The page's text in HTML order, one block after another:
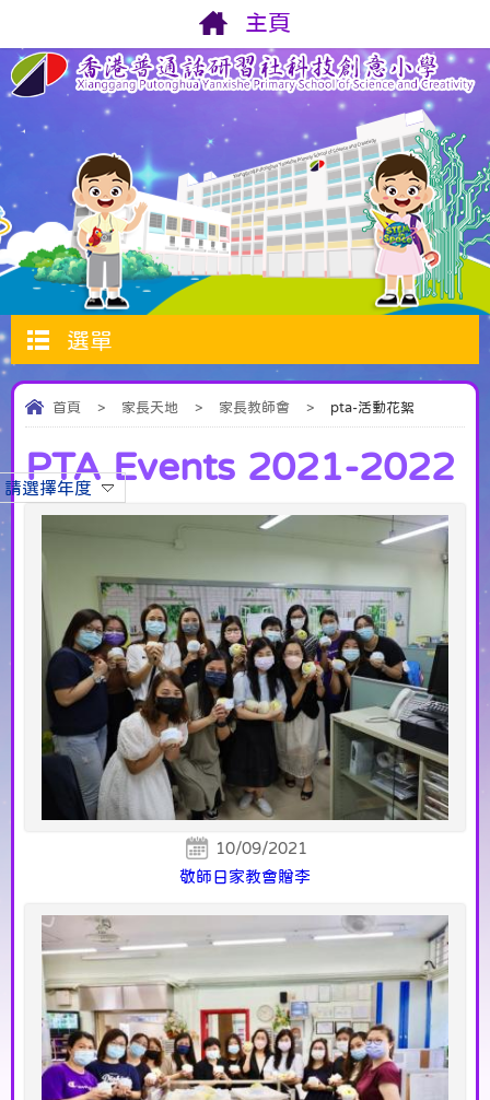
主頁
選單
首頁 > 家長天地 > 家長教師會 > pta-活動花絮
PTA Events 2021-2022
請選擇年度
10/09/2021
敬師日家教會贈李